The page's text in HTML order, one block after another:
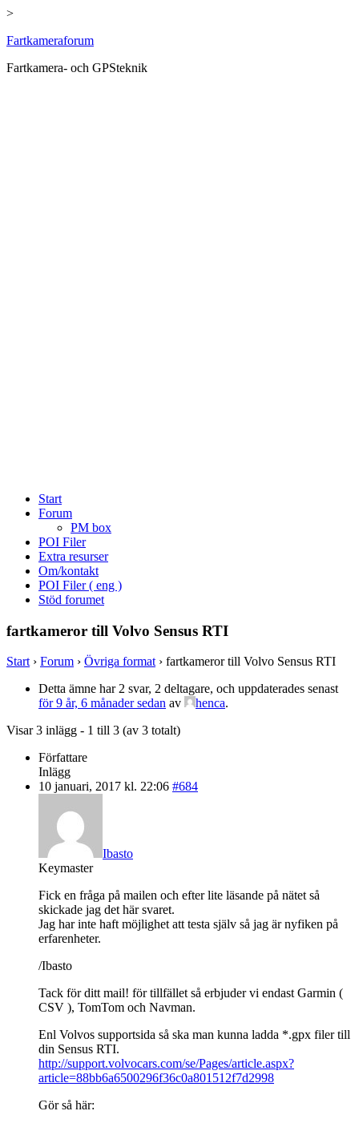
>
Hoppa
innehåll
Fartkameraforum
Fartkamera- och GPSteknik
Start
Forum
PM box
POI Filer
Extra resurser
Om/kontakt
POI Filer ( eng )
Stöd forumet
fartkameror till Volvo Sensus RTI
Start › Forum › Övriga format › fartkameror till Volvo Sensus RTI
Detta ämne har 2 svar, 2 deltagare, och uppdaterades senast
för 9 år, 6 månader sedan av henca.
Visar 3 inlägg - 1 till 3 (av 3 totalt)
Författare
Inlägg
10 januari, 2017 kl. 22:06 #684
Ibasto
Keymaster
Fick en fråga på mailen och efter lite läsande på nätet så
skickade jag det här svaret.
Jag har inte haft möjlighet att testa själv så jag är nyfiken på
erfarenheter.
/Ibasto
Tack för ditt mail! för tillfället så erbjuder vi endast Garmin (
CSV ), TomTom och Navman.
Enl Volvos supportsida så ska man kunna ladda *.gpx filer till
din Sensus RTI.
http://support.volvocars.com/se/Pages/article.aspx?
article=88bb6a6500296f36c0a801512f7d2998
Gör så här: